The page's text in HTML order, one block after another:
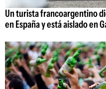
Un turista francoargentino
en España y está aislado en